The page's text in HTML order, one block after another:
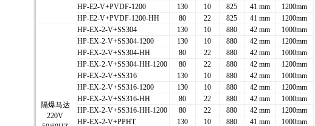
HP-E2-V+PVDF-1200
130 10 825 41 mm 1200mm
HP-E2-V+PVDF-1200-HH
80 22 825 41 mm 1200mm
隔爆马达
220V
HP-EX-2-V+SS304 130 10 880 42 mm
1000mm
HP-EX-2-V+SS304-1200
130 10 880 42 mm 1200mm
HP-EX-2-V+SS304-HH
80 22 880 42 mm 1000mm
HP-EX-2-V+SS304-HH-1200
80 22 880 42 mm 1200mm
HP-EX-2-V+SS316
130 10 880 42 mm
1000mm
HP-EX-2-V+SS316-1200
130 10 880 42 mm 1200mm
HP-EX-2-V+SS316-HH
80 22 880 42 mm 1000mm
HP-EX-2-V+SS316-HH-1200
80 22 880 42 mm 1200mm
HP-EX-2-V+PPHT
130 10 880 41 mm 1000mm